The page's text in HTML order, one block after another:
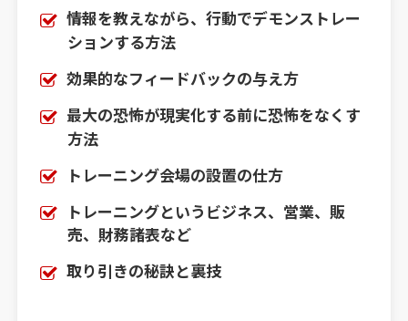
情報を教えながら、行動でデモンストレー
ションする方法
効果的なフィードバックの与え方
最大の恐怖が現実化する前に恐怖をなくす
方法
トレーニング会場の設置の仕方
トレーニングというビジネス、営業、販
売、財務諸表など
取り引きの秘訣と裏技